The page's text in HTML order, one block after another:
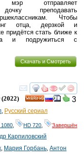
мэр отправляет
преподавать
Чтобы
отца, дерзкой и
придётся стать ближе к
и подружиться с
Скачать и Смотреть
смотреть
3
(2022)
, Русский сериал
HD 720 Завершён
Карпиловский
, Мария Горбань, Антон